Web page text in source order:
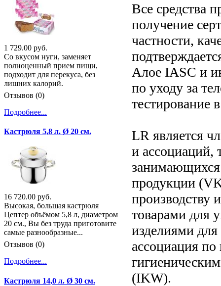
Все средства
получение
частности,
Алое IASC и
по уходу за
тестирование
LR является
и ассоциаций,
занимающихся
продукции
производству
товарами для
изделиями
ассоциация
(IKW).
1 729.00 руб.
Со вкусом нуги, заменяет
полноценный прием пищи,
подходит для перекуса, без
лишних калорий.
Отзывов (0)
Подробнее...
Кастрюля 5,8 л. Ø 20 см.
16 720.00 руб.
Высокая, большая кастрюля
Цептер объёмом 5,8 л, диаметром
20 см., Вы без труда приготовите
самые разнообразные...
Отзывов (0)
Подробнее...
Кастрюля 14,0 л. Ø 30 см.